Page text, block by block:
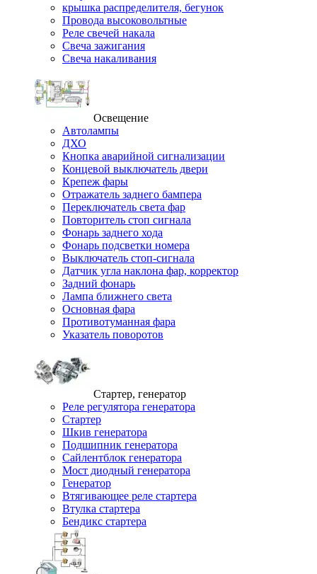
крышка распределителя, бегунок
Провода высоковольтные
Реле свечей накала
Свеча зажигания
Свеча накаливания
Освещение
Автолампы
ДХО
Кнопка аварийной сигнализации
Концевой выключатель двери
Крепеж фары
Отражатель заднего бампера
Переключатель света фар
Повторитель стоп сигнала
Фонарь заднего хода
Фонарь подсветки номера
Выключатель стоп-сигнала
Датчик угла наклона фар, корректор
Задний фонарь
Лампа ближнего света
Основная фара
Противотуманная фара
Указатель поворотов
Стартер, генератор
Реле регулятора генератора
Стартер
Шкив генератора
Подшипник генератора
Сайлентблок генератора
Мост диодный генератора
Генератор
Втягивающее реле стартера
Втулка стартера
Бендикс стартера